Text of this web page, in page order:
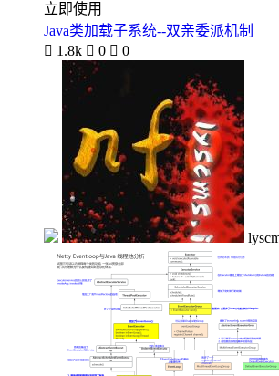
立即使用
Java类加载子系统--双亲委派机制
 1.8k  0  0